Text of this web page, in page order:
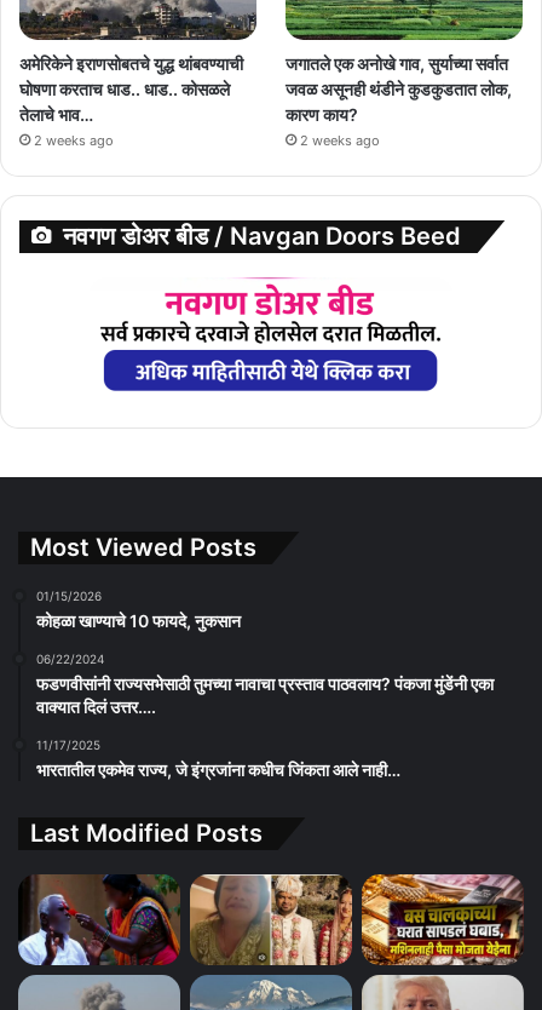
अमेरिकेने इराणसोबतचे युद्ध थांबवण्याची
घोषणा करताच धाड.. धाड.. कोसळले
तेलाचे भाव…
2 weeks ago
जगातले एक अनोखे गाव, सुर्याच्या सर्वात
जवळ असूनही थंडीने कुडकुडतात लोक,
कारण काय?
2 weeks ago
नवगण डोअर बीड / Navgan Doors Beed
Most Viewed Posts
01/15/2026
कोहळा खाण्याचे 10 फायदे, नुकसान
06/22/2024
फडणवीसांनी राज्यसभेसाठी तुमच्या नावाचा प्रस्ताव पाठवलाय? पंकजा मुंडेंनी एका
वाक्यात दिलं उत्तर….
11/17/2025
भारतातील एकमेव राज्य, जे इंग्रजांना कधीच जिंकता आले नाही…
Last Modified Posts